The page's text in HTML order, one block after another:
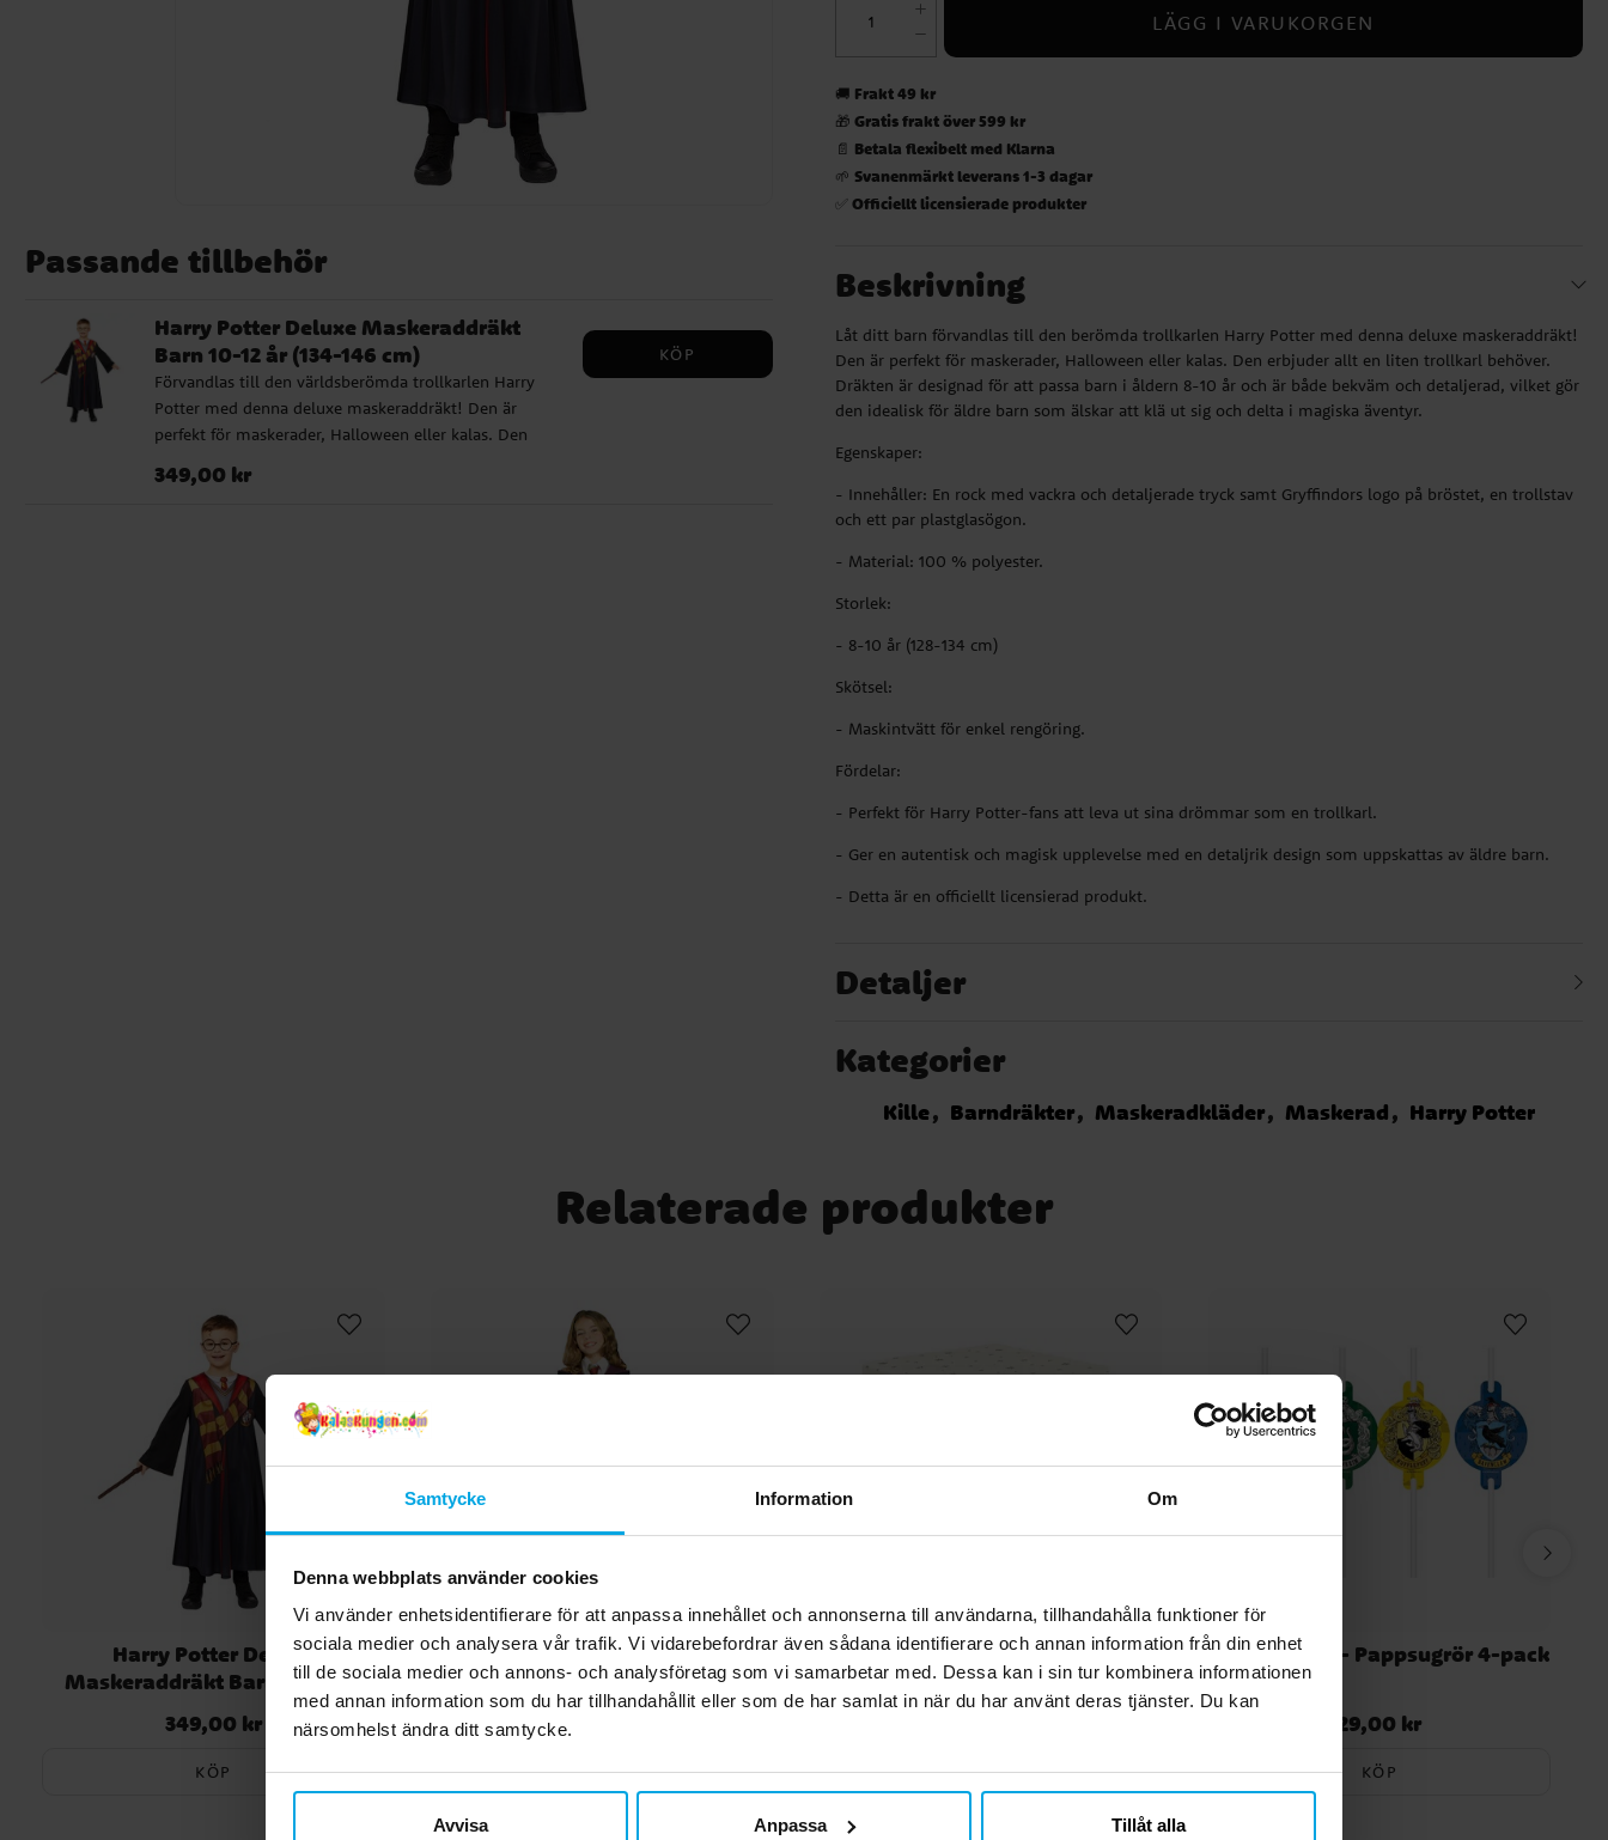
Samtycke Information Om
Denna webbplats använder cookies
Vi använder enhetsidentifierare för att anpassa innehållet och annonserna till användarna, tillhandahålla funktioner för
sociala medier och analysera vår trafik. Vi vidarebefordrar även sådana identifierare och annan information från din enhet
till de sociala medier och annons- och analysföretag som vi samarbetar med. Dessa kan i sin tur kombinera informationen
med annan information som du har tillhandahållit eller som de har samlat in när du har använt deras tjänster. Du kan
närsomhelst ändra ditt samtycke.
Avvisa Anpassa Tillåt alla
Passande tillbehör
Harry Potter Deluxe Maskeraddräkt
Barn 10-12 år (134-146 cm)
Förvandlas till den världsberömda trollkarlen Harry
Potter med denna deluxe maskeraddräkt! Den är
perfekt för maskerader, Halloween eller kalas. Den
designad för att passa barn i åldern 10-12 år och är
Pris: 349,00 kr
349,00 kr
KÖP
LÄGG I VARUKORGEN
🚚 Frakt 49 kr
🎁Gratis frakt över 599 kr
📄 Betala flexibelt med Klarna
🌱Svanenmärkt leverans 1-3 dagar
✅Officiellt licensierade produkter
Beskrivning
Låt ditt barn förvandlas till den berömda trollkarlen Harry Potter med denna deluxe maskeraddräkt!
Den är perfekt för maskerader, Halloween eller kalas. Den erbjuder allt en liten trollkarl behöver.
Dräkten är designad för att passa barn i åldern 8-10 år och är både bekväm och detaljerad, vilket gör
den idealisk för äldre barn som älskar att klä ut sig och delta i magiska äventyr.
Egenskaper:
- Innehåller: En rock med vackra och detaljerade tryck samt Gryffindors logo på bröstet, en trollstav
och ett par plastglasögon.
- Material: 100 % polyester.
Storlek:
- 8-10 år (128-134 cm)
Skötsel:
- Maskintvätt för enkel rengöring.
Fördelar:
- Perfekt för Harry Potter-fans att leva ut sina drömmar som en trollkarl.
- Ger en autentisk och magisk upplevelse med en detaljrik design som uppskattas av äldre barn.
- Detta är en officiellt licensierad produkt.
Detaljer
Kategorier
Kille Barndräkter Maskeradkläder Maskerad Harry Potter
Relaterade produkter
Harry Potter Deluxe
Maskeraddräkt Barn 10-12 år
(134-146 cm)
Pris:349,00 kr
349,00 kr
KÖP
Harry Potter Hermione Granger
Maskeraddräkt Barn 3-6 år
Pris349,00 kr
GÅ TILL
Harry Potter - Bordsduk 137 x 213
cm
KÖP
Harry Potter - Pappsugrör 4-pack
Pris:29,00 kr
29,00 kr
KÖP